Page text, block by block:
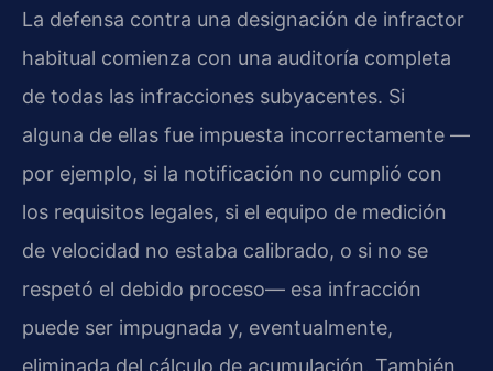
La defensa contra una designación de infractor
habitual comienza con una auditoría completa
de todas las infracciones subyacentes. Si
alguna de ellas fue impuesta incorrectamente —
por ejemplo, si la notificación no cumplió con
los requisitos legales, si el equipo de medición
de velocidad no estaba calibrado, o si no se
respetó el debido proceso— esa infracción
puede ser impugnada y, eventualmente,
eliminada del cálculo de acumulación. También